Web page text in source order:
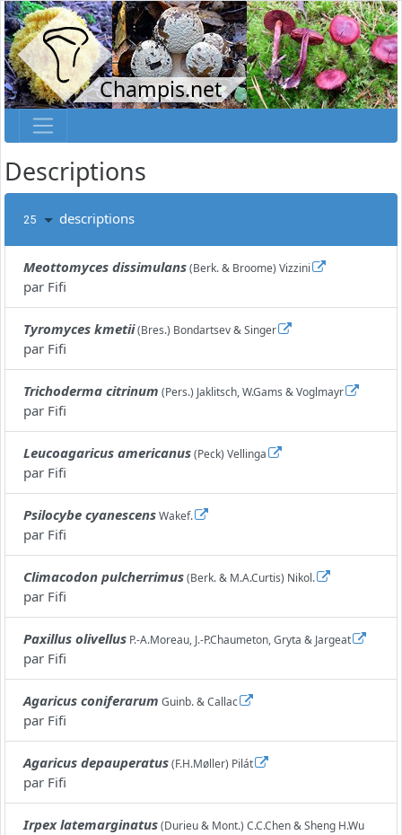
Champis.net
Descriptions
25 descriptions
Meottomyces dissimulans(Berk. & Broome) Vizzini
par Fifi
Tyromyces kmetii(Bres.) Bondartsev & Singer
par Fifi
Trichoderma citrinum (Pers.) Jaklitsch, W.Gams & Voglmayr
par Fifi
Leucoagaricus americanus(Peck) Vellinga
par Fifi
Psilocybe cyanescensWakef.
par Fifi
Climacodon pulcherrimus(Berk. & M.A.Curtis) Nikol.
par Fifi
Paxillus olivellus P.-A.Moreau, J.-P.Chaumeton, Gryta & Jargeat
par Fifi
Agaricus coniferarum Guinb. & Callac
par Fifi
Agaricus depauperatus(F.H.Møller) Pilát
par Fifi
Irpex latemarginatus(Durieu & Mont.) C.C.Chen & Sheng H.Wu